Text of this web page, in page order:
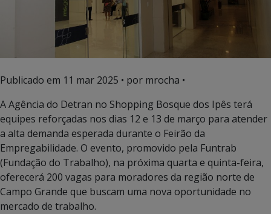
Publicado em 11 mar 2025 • por mrocha •
A Agência do Detran no Shopping Bosque dos Ipês terá
equipes reforçadas nos dias 12 e 13 de março para atender
a alta demanda esperada durante o Feirão da
Empregabilidade. O evento, promovido pela Funtrab
(Fundação do Trabalho), na próxima quarta e quinta-feira,
oferecerá 200 vagas para moradores da região norte de
Campo Grande que buscam uma nova oportunidade no
mercado de trabalho.